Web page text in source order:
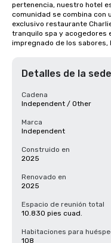
pertenencia, nuestro hotel
comunidad se combina con
exclusivo restaurante
tranquilo spa y acogedores
impregnado de los sabores,
Detalles de la sede
Cadena
Independent / Other
Marca
Independent
Construido en
2025
Renovado en
2025
Espacio de reunión total
10.830 pies cuad.
Habitaciones para
108